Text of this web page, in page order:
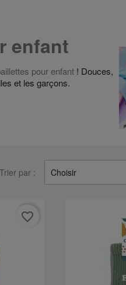
enfant
pour enfant ! Douces,
et les garçons.
Trier par : Choisir
favorite_border